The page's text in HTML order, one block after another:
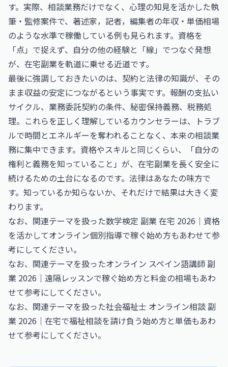
す。実際、相談業務だけでなく、心理の知見を活かした執
筆・監修案件で、 著述家，記者，編集者の年収・単価相場
のような水準で稼働している例も見られます。資格を
「点」で捉えず、自分の他の経験と「線」でつなぐ発想
が、在宅副業を軌道に乗せる近道です。
最後に強調しておきたいのは、契約と法律の知識が、その
まま収益の安定につながるという事実です。報酬の支払い
サイクル、業務委託契約の条件、秘密保持義務、税務処
理。これらを正しく理解しているカウンセラーは、トラブ
ルで時間とエネルギーを奪われることなく、本来の相談業
務に集中できます。資格やスキルと同じくらい、「自分の
権利と義務を知っていること」が、在宅副業を長く安全に
続けるための土台になるのです。法律はあなたの味方で
す。知っているか知らないか、それだけで結果は大きく変
わります。
なお、関連テーマを扱った数学検定 副業 在宅 2026｜資格
を活かしてオンライン個別指導で稼ぐ始め方もあわせて参
考にしてください。
なお、関連テーマを扱ったオンライン スペイン語講師 副
業 2026｜遠隔レッスンで稼ぐ始め方と料金の相場もあわ
せて参考にしてください。
なお、関連テーマを扱った社会福祉士 オンライン相談 副
業 2026｜在宅で福祉相談を請け負う始め方と単価もあわ
せて参考にしてください。